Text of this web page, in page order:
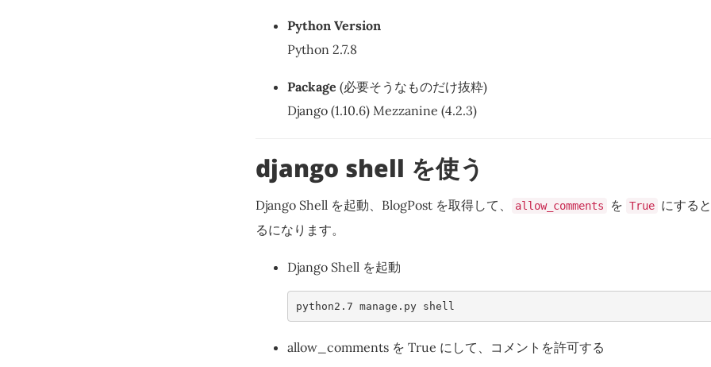
Python Version
Python 2.7.8
Package (必要そうなものだけ抜粋)
Django (1.10.6) Mezzanine (4.2.3)
django shell を使う
Django Shell を起動、BlogPost を取得して、 allow_comments を True にする
るになります。
Django Shell を起動
python2 .7 manage . py shell
allow_comments を True にして、コメントを許可する